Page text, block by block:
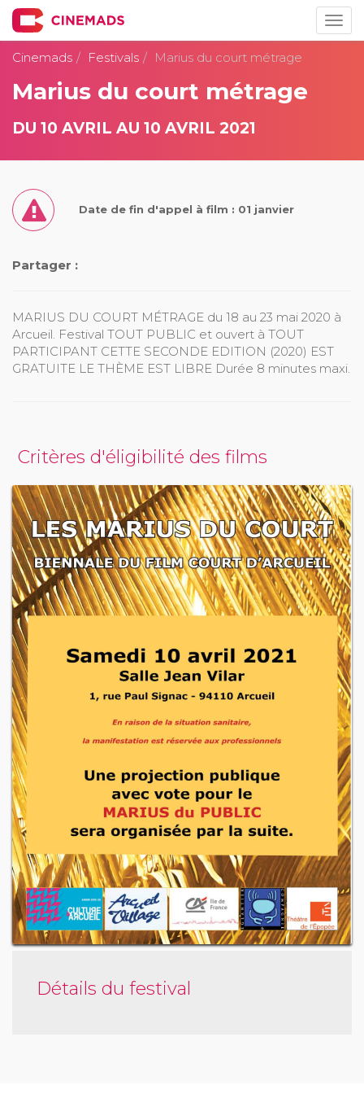
Cinemads
Festivals Marius du court métrage
Détails du festival
Marius du court métrage
DU 10 AVRIL AU 10 AVRIL 2021
Date de fin d'appel à film : 01 janvier
Partager :
MARIUS DU COURT MÉTRAGE du 18 au 23 mai 2020 à
Arcueil. Festival TOUT PUBLIC et ouvert à TOUT
PARTICIPANT CETTE SECONDE EDITION (2020) EST
GRATUITE LE THÈME EST LIBRE Durée 8 minutes maxi.
Critères d'éligibilité des films